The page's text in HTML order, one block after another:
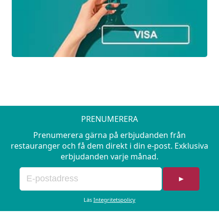
PRENUMERERA
Prenumerera gärna på erbjudanden från
restauranger och få dem direkt i din e-post. Exklusiva
erbjudanden varje månad.
►
Läs Integritetspolicy